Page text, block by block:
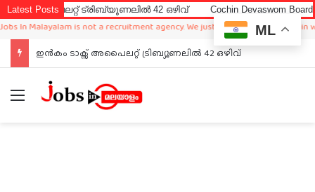
Latest Postsട്രിബ്യൂണലിൽ 42 ഒഴിവ് Cochin Devaswom Board LD
Malayalam is not a recruitment agency. We just sharing available job in
ഇൻകം ടാക്സ് അപൈലറ്റ് ട്രിബ്യൂണലിൽ 42 ഒഴിവ്
Menu
ML